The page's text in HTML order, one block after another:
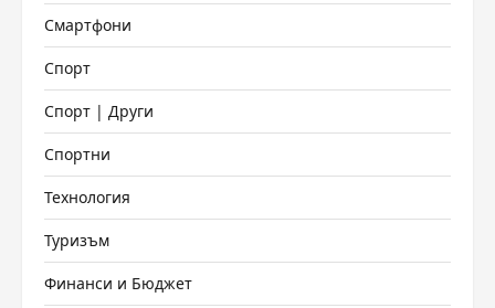
Смартфони
Спорт
Спорт | Други
Спортни
Технология
Туризъм
Финанси и Бюджет